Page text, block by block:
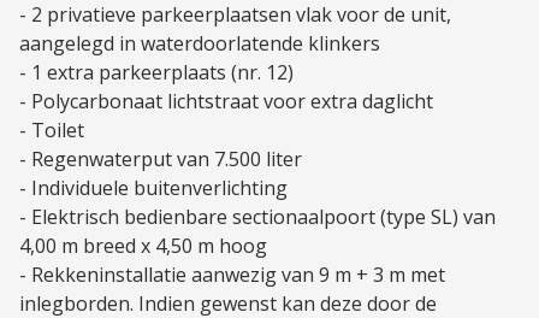
- 2 privatieve parkeerplaatsen vlak voor de unit,
aangelegd in waterdoorlatende klinkers
- 1 extra parkeerplaats (nr. 12)
- Polycarbonaat lichtstraat voor extra daglicht
- Toilet
- Regenwaterput van 7.500 liter
- Individuele buitenverlichting
- Elektrisch bedienbare sectionaalpoort (type SL) van
4,00 m breed x 4,50 m hoog
- Rekkeninstallatie aanwezig van 9 m + 3 m met
inlegborden. Indien gewenst kan deze door de